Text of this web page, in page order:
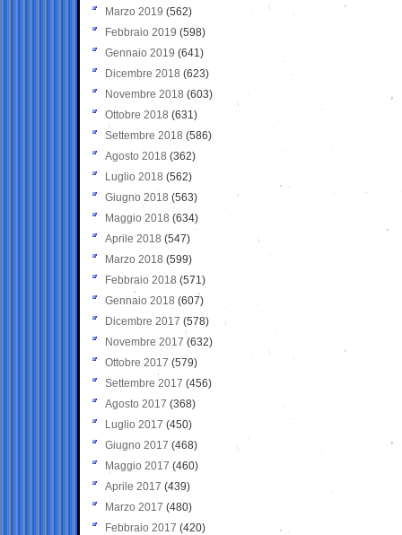
Marzo 2019 (562)
Febbraio 2019 (598)
Gennaio 2019 (641)
Dicembre 2018 (623)
Novembre 2018 (603)
Ottobre 2018 (631)
Settembre 2018 (586)
Agosto 2018 (362)
Luglio 2018 (562)
Giugno 2018 (563)
Maggio 2018 (634)
Aprile 2018 (547)
Marzo 2018 (599)
Febbraio 2018 (571)
Gennaio 2018 (607)
Dicembre 2017 (578)
Novembre 2017 (632)
Ottobre 2017 (579)
Settembre 2017 (456)
Agosto 2017 (368)
Luglio 2017 (450)
Giugno 2017 (468)
Maggio 2017 (460)
Aprile 2017 (439)
Marzo 2017 (480)
Febbraio 2017 (420)